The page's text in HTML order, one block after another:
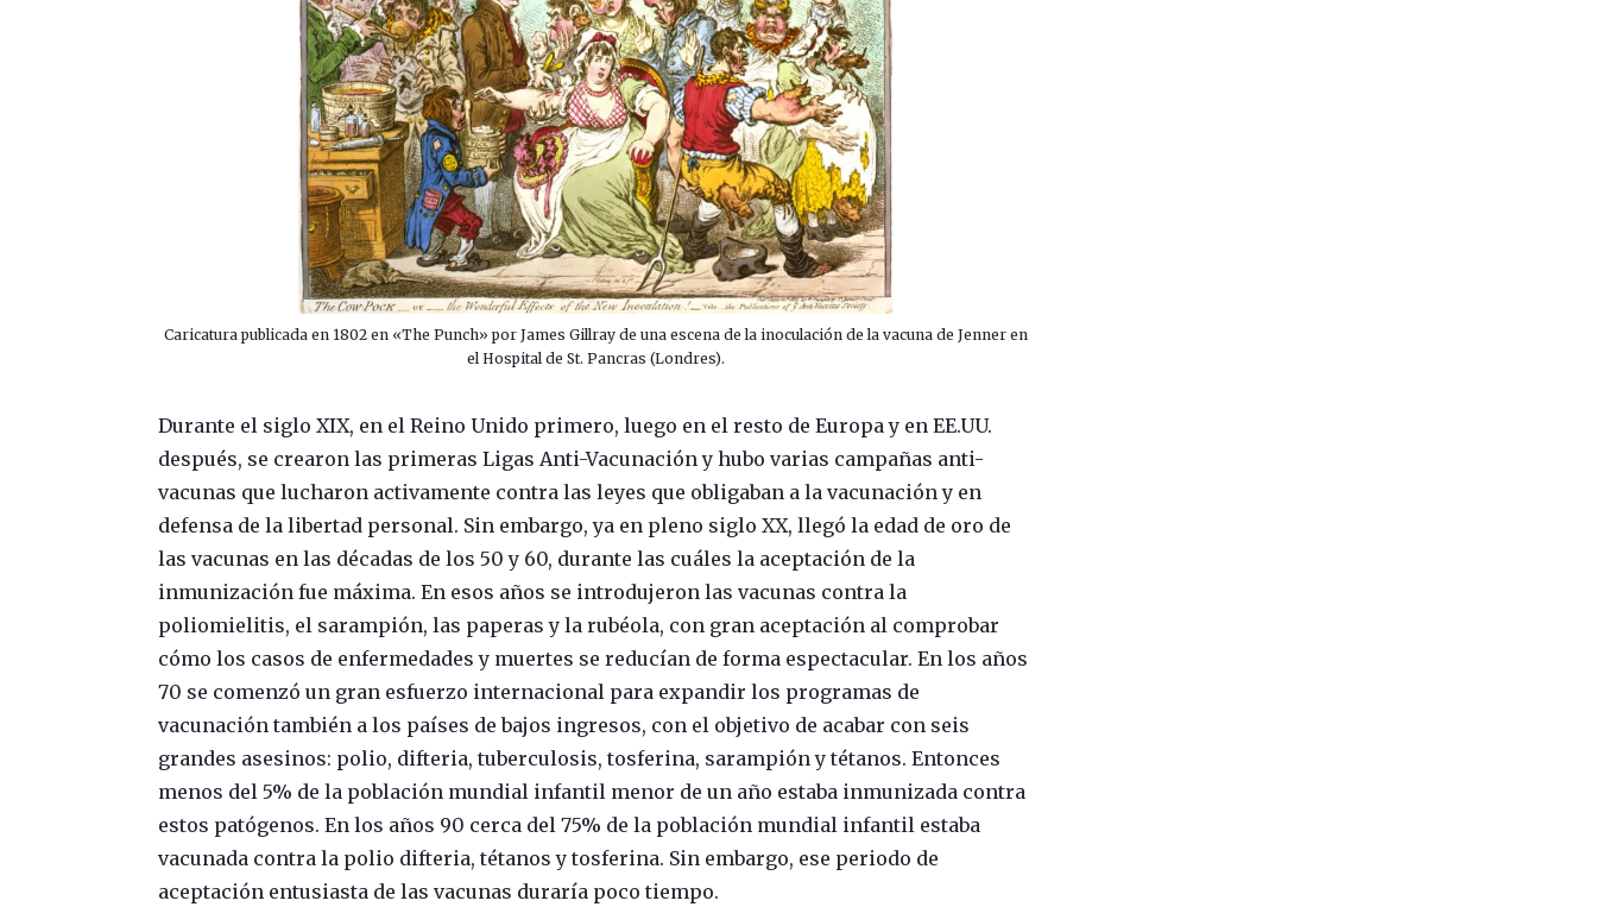
Caricatura publicada en 1802 en «The Punch» por James Gillray de una escena de la inoculación de la vacuna de Jenner en
el Hospital de St. Pancras (Londres).
Durante el siglo XIX, en el Reino Unido primero, luego en el resto de Europa y en EE.UU.
después, se crearon las primeras Ligas Anti-Vacunación y hubo varias campañas anti-
vacunas que lucharon activamente contra las leyes que obligaban a la vacunación y en
defensa de la libertad personal. Sin embargo, ya en pleno siglo XX, llegó la edad de oro de
las vacunas en las décadas de los 50 y 60, durante las cuáles la aceptación de la
inmunización fue máxima. En esos años se introdujeron las vacunas contra la
poliomielitis, el sarampión, las paperas y la rubéola, con gran aceptación al comprobar
cómo los casos de enfermedades y muertes se reducían de forma espectacular. En los años
70 se comenzó un gran esfuerzo internacional para expandir los programas de
vacunación también a los países de bajos ingresos, con el objetivo de acabar con seis
grandes asesinos: polio, difteria, tuberculosis, tosferina, sarampión y tétanos. Entonces
menos del 5% de la población mundial infantil menor de un año estaba inmunizada contra
estos patógenos. En los años 90 cerca del 75% de la población mundial infantil estaba
vacunada contra la polio difteria, tétanos y tosferina. Sin embargo, ese periodo de
aceptación entusiasta de las vacunas duraría poco tiempo.